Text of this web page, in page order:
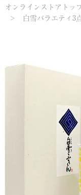
オンラインストアトッ
白雪バラエティ3